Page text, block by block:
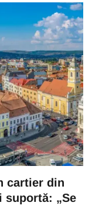
cartier din
suportă: „Se